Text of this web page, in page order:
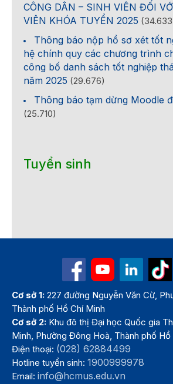
CÔNG DÂN – SINH VIÊN ĐỐI
VIÊN KHÓA TUYỂN 2025
Thông báo nộp hồ sơ xét tốt
hệ chính quy các chương trình
công bố danh sách tốt nghiệp
năm 2025 (29.676)
Thông báo tạm dừng Moodle
(25.710)
Tuyển sinh
Cơ sở 1: 227 đường Nguyễn Văn Cừ,
Thành phố Hồ Chí Minh
Cơ sở 2: Khu đô thị Đại học Quốc gia
Minh, Phường Đông Hoà, Thành phố Hồ
Điện thoại: (028) 62884499
Hotline tuyển sinh:1900999978
Email:info@hcmus.edu.vn